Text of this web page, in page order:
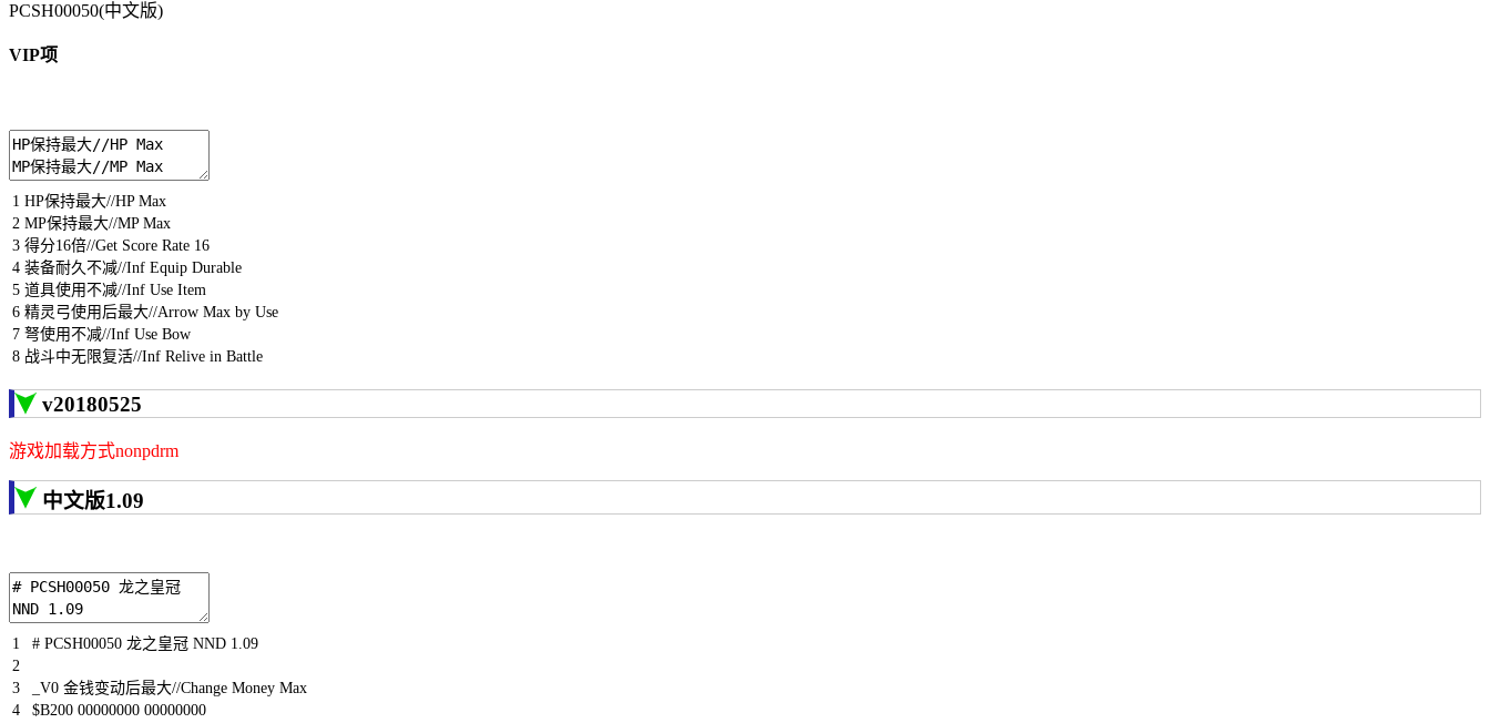
PCSH00050(中文版)
VIP项
1
2
3
4
5
6
7
8
HP保持最大//HP Max
MP保持最大//MP Max
得分16倍//Get Score Rate 16
装备耐久不减//Inf Equip Durable
道具使用不减//Inf Use Item
精灵弓使用后最大//Arrow Max by Use
弩使用不减//Inf Use Bow
战斗中无限复活//Inf Relive in Battle
v20180525
游戏加载方式nonpdrm
中文版1.09
1
2
3
4
# PCSH00050 龙之皇冠 NND 1.09
_V0 金钱变动后最大//Change Money Max
$B200 00000000 00000000